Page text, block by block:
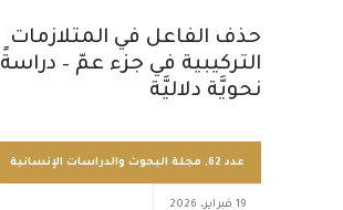
حذف الفاعل في المتلازمات
التركيبية في جزء عمّ – دراسةً
نحويَّة دلاليَّة
عدد 62 , مجلة البحوث والدراسات الإنسانية
19 فبراير، 2026